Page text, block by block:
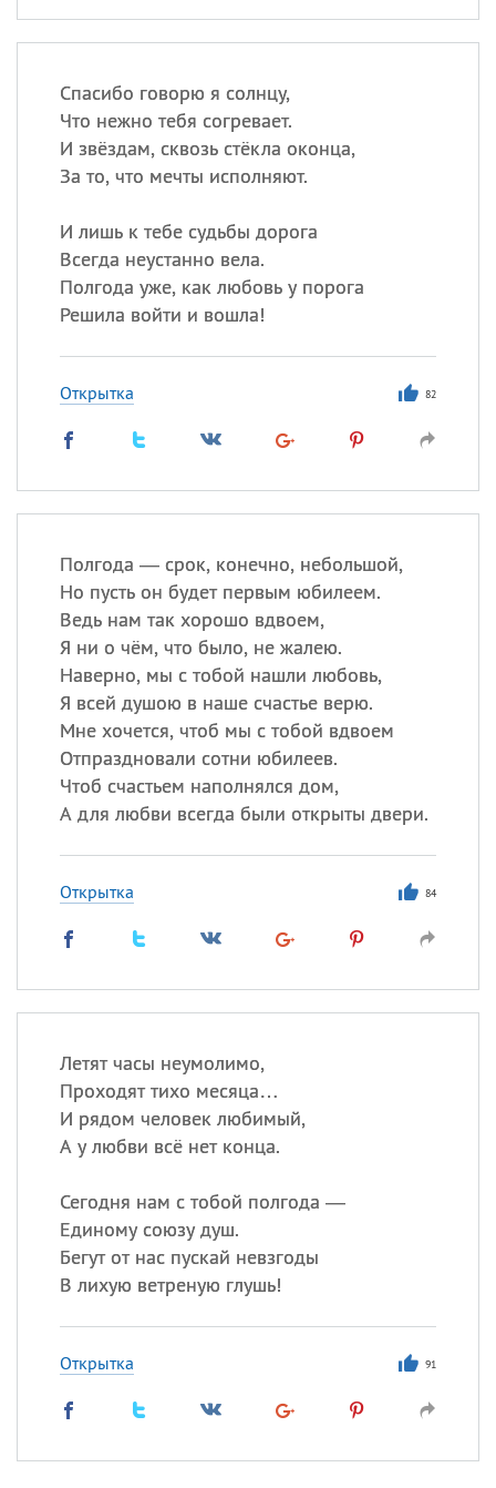
Спасибо говорю я солнцу,
Что нежно тебя согревает.
И звёздам, сквозь стёкла оконца,
За то, что мечты исполняют.
И лишь к тебе судьбы дорога
Всегда неустанно вела.
Полгода уже, как любовь у порога
Решила войти и вошла!
Открытка 82
Полгода — срок, конечно, небольшой,
Но пусть он будет первым юбилеем.
Ведь нам так хорошо вдвоем,
Я ни о чём, что было, не жалею.
Наверно, мы с тобой нашли любовь,
Я всей душою в наше счастье верю.
Мне хочется, чтоб мы с тобой вдвоем
Отпраздновали сотни юбилеев.
Чтоб счастьем наполнялся дом,
А для любви всегда были открыты двери.
Открытка 84
Летят часы неумолимо,
Проходят тихо месяца…
И рядом человек любимый,
А у любви всё нет конца.
Сегодня нам с тобой полгода —
Единому союзу душ.
Бегут от нас пускай невзгоды
В лихую ветреную глушь!
Открытка 91